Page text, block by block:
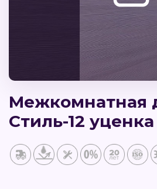
Межкомнатная
Стиль-12 уценка